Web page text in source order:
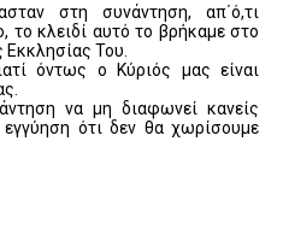
στη συνάντηση, απ΄ό,τι
το κλειδί αυτό το βρήκαμε στο
Του.
όντως ο Κύριός μας είναι
να μη διαφωνεί κανείς
εγγύηση ότι δεν θα χωρίσουμε